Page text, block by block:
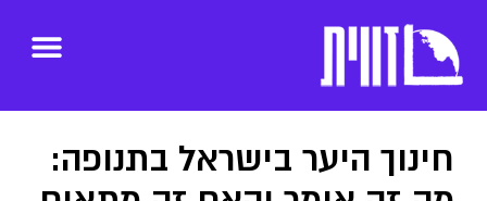
חינוך היער בישראל בתנופה: